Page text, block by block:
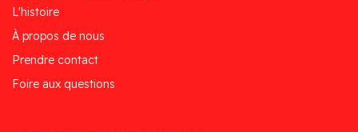
L'histoire
À propos de nous
Prendre contact
Foire aux questions